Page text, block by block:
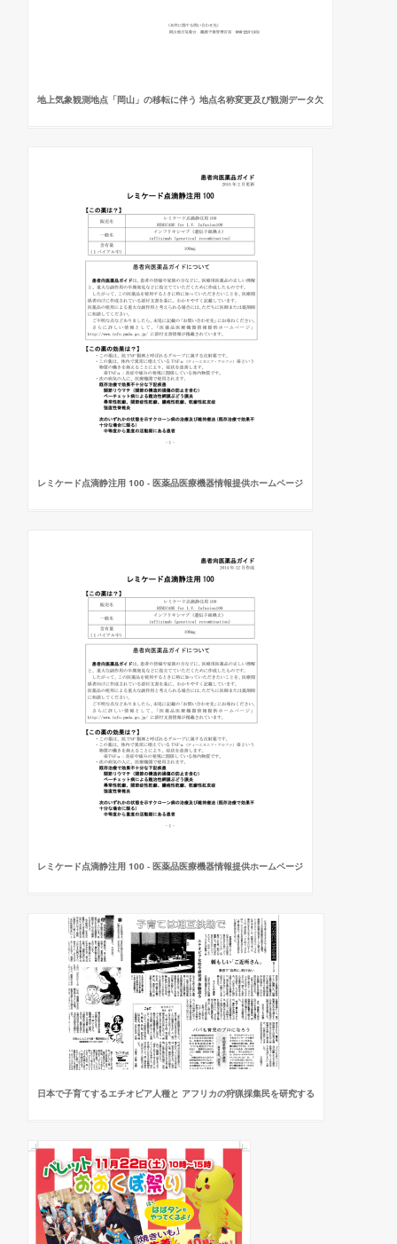
地上気象観測地点「岡山」の移転に伴う 地点名称変更及び観測データ欠
レミケード点滴静注用 100 - 医薬品医療機器情報提供ホームページ
レミケード点滴静注用 100 - 医薬品医療機器情報提供ホームページ
日本で子育てするエチオピア人種と アフリカの狩猟採集民を研究する